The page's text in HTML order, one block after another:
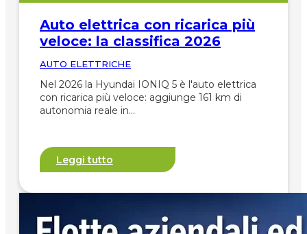
Auto elettrica con ricarica più
veloce: la classifica 2026
AUTO ELETTRICHE
Nel 2026 la Hyundai IONIQ 5 è l'auto elettrica
con ricarica più veloce: aggiunge 161 km di
autonomia reale in…
Leggi tutto